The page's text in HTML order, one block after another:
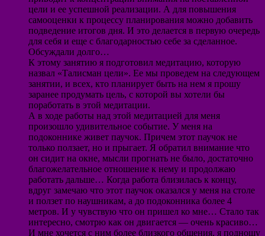
цели и ее успешной реализации. А для повышения
самооценки к процессу планирования можно добавить
подведение итогов дня. И это делается в первую очередь
для себя и еще с благодарностью себе за сделанное.
Обсуждали долго…
К этому занятию я подготовил медитацию, которую
назвал «Талисман цели». Ее мы проведем на следующем
занятии, и всех, кто планирует быть на нем я прошу
заранее продумать цель, с которой вы хотели бы
поработать в этой медитации.
А в ходе работы над этой медитацией для меня
произошло удивительное событие. У меня на
подоконнике живет паучок. Причем этот паучок не
только ползает, но и прыгает. Я обратил внимание что
он сидит на окне, мысли прогнать не было, достаточно
благожелательное отношение к нему и продолжаю
работать дальше… Когда работа близилась к концу,
вдруг замечаю что этот паучок оказался у меня на столе
и ползет по наушникам, а до подоконника более 4
метров. И у чувствую что он пришел ко мне… Стало так
интересно, смотрю как он двигается — очень красиво…
И мне хочется с ним более близкого общения, я подношу